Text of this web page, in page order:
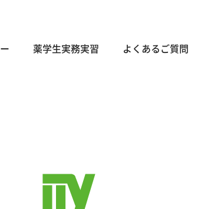
薬学生実務実習 よくあるご質問